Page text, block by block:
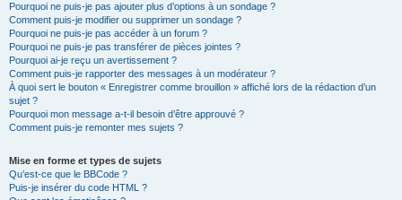
Pourquoi ne puis-je pas ajouter plus d’options à un sondage ?
Comment puis-je modifier ou supprimer un sondage ?
Pourquoi ne puis-je pas accéder à un forum ?
Pourquoi ne puis-je pas transférer de pièces jointes ?
Pourquoi ai-je reçu un avertissement ?
Comment puis-je rapporter des messages à un modérateur ?
À quoi sert le bouton « Enregistrer comme brouillon » affiché lors de la rédaction d’un
sujet ?
Pourquoi mon message a-t-il besoin d’être approuvé ?
Comment puis-je remonter mes sujets ?
Mise en forme et types de sujets
Qu’est-ce que le BBCode ?
Puis-je insérer du code HTML ?